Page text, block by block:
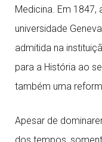
Medicina. Em
universidade
admitida na
para a História ao
também uma
Apesar de